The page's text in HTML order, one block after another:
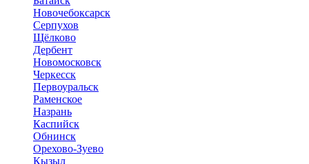
Новочебоксарск
Серпухов
Щёлково
Дербент
Новомосковск
Черкесск
Первоуральск
Раменское
Назрань
Каспийск
Обнинск
Орехово-Зуево
Кызыл